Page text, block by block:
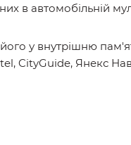
в автомобільній
у внутрішню
CityGuide, Янекс